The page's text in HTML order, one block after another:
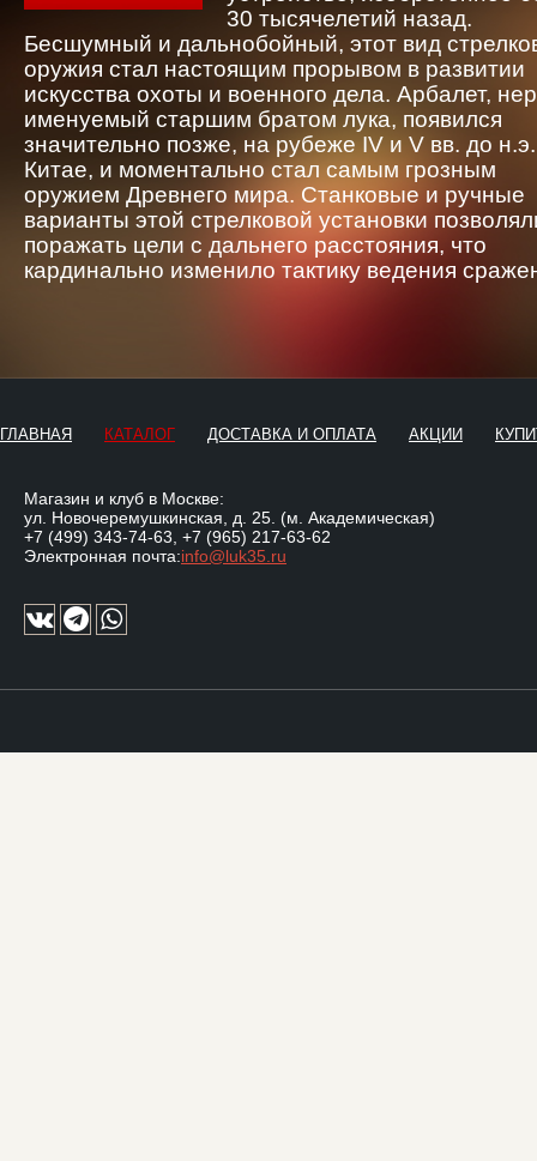
30 тысячелетий назад.
Бесшумный и дальнобойный, этот вид
оружия стал настоящим прорывом в развитии
искусства охоты и военного дела. Арбалет,
именуемый старшим братом лука, появился
значительно позже, на рубеже IV и V вв. до
Китае, и моментально стал самым грозным
оружием Древнего мира. Станковые и ручные
варианты этой стрелковой установки
поражать цели с дальнего расстояния, что
кардинально изменило тактику ведения
ГЛАВНАЯ КАТАЛОГ ДОСТАВКА И ОПЛАТА АКЦИИ
Магазин и клуб в Москве:
ул. Новочеремушкинская, д. 25. (м. Академическая)
+7 (499) 343-74-63 +7 (965) 217-63-62
Электронная почта:info@luk35.ru